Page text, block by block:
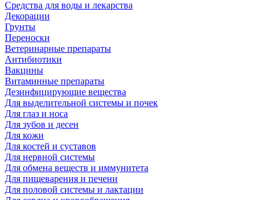
Средства для воды и лекарства
Декорации
Грунты
Переноски
Ветеринарные препараты
Антибиотики
Вакцины
Витаминные препараты
Дезинфицирующие вещества
Для выделительной системы и почек
Для глаз и носа
Для зубов и десен
Для кожи
Для костей и суставов
Для нервной системы
Для обмена веществ и иммунитета
Для пищеварения и печени
Для половой системы и лактации